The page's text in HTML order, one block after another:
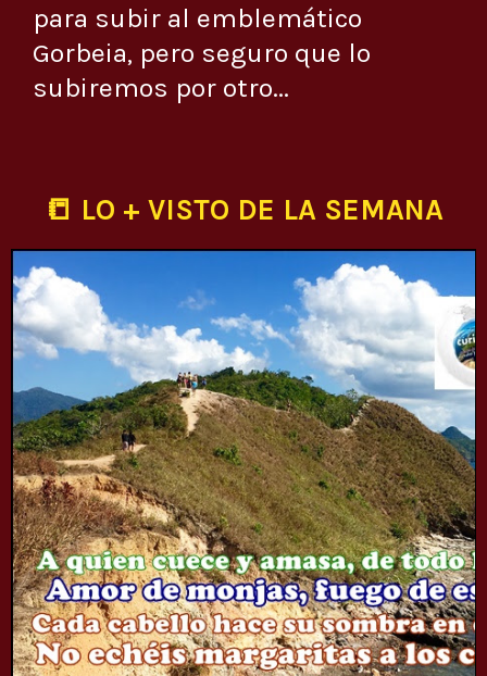
para subir al emblemático
Gorbeia, pero seguro que lo
subiremos por otro...
📒 LO + VISTO DE LA SEMANA